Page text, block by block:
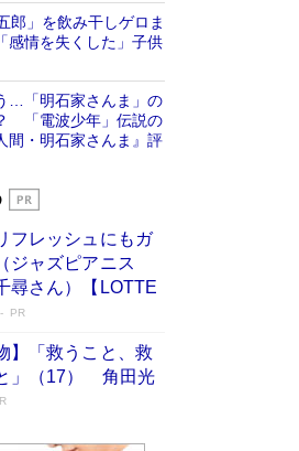
郎」を飲み干しゲロま
情を失くした」子供
…「明石家さんま」の
「電波少年」伝説の
間・明石家さんま』評
ベストセラー1
宇宙で描かれたマ
た『ほほえんで生き
クイン［エンターテイ
Bang
である」原作者が抱き
己憐憫は描きたくな
ったこと（後編） #
フレッシュにもガ
ジャズピアニス
尋さん）【LOTTE
PR
】「救うこと、救
」（17） 角田光